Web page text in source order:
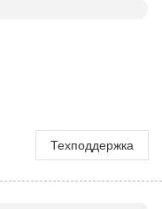
Техподдержка